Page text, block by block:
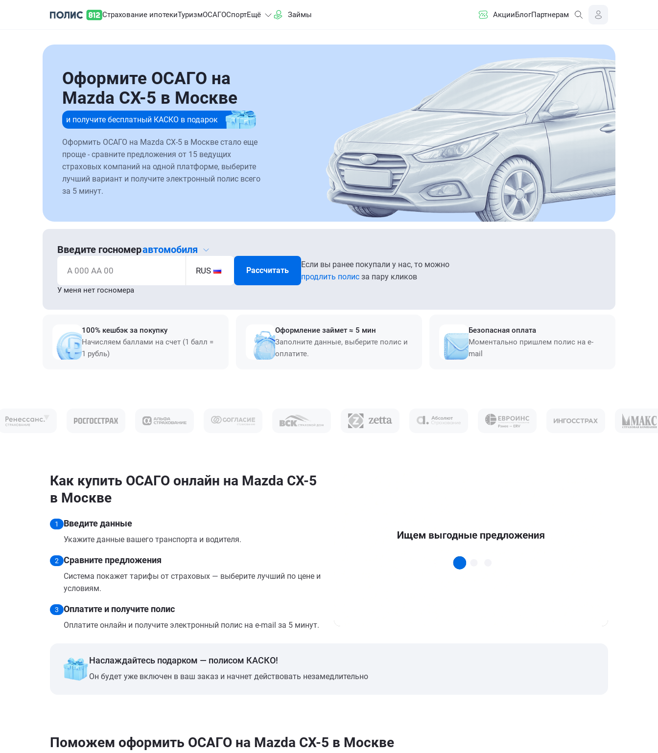
Страхование ипотекиТуризмОСАГОСпортЕщё Займы АкцииБлогПартнерам
Оформите ОСАГО на
Mazda CX-5 в Москве
и получите бесплатный КАСКО в подарок
Оформить ОСАГО на Mazda CX-5 в Москве стало еще
проще - сравните предложения от 15 ведущих
страховых компаний на одной платформе, выберите
лучший вариант и получите электронный полис всего
за 5 минут.
Введите госномеравтомобиля
А 000 АА 00 RUS Рассчитать
Если вы ранее покупали у нас, то можно
продлить полис за пару кликов
У меня нет госномера
100% кешбэк за покупку
Начисляем баллами на счет (1 балл =
1 рубль)
Оформление займет ≈ 5 мин
Заполните данные, выберите полис и
оплатите.
Безопасная оплата
Моментально пришлем полис на e-
mail
Как купить ОСАГО онлайн на Mazda CX-5
в Москве
1 Введите данные
Укажите данные вашего транспорта и водителя.
2 Сравните предложения
Система покажет тарифы от страховых — выберите лучший по цене и
условиям.
3 Оплатите и получите полис
Оплатите онлайн и получите электронный полис на e-mail за 5 минут.
Наслаждайтесь подарком — полисом КАСКО!
Он будет уже включен в ваш заказ и начнет действовать незамедлительно
Поможем оформить ОСАГО на Mazda CX-5 в Москве